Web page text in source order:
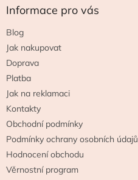
Informace pro vás
Blog
Jak nakupovat
Doprava
Platba
Jak na reklamaci
Kontakty
Obchodní podmínky
Podmínky ochrany osobních údajů
Hodnocení obchodu
Věrnostní program